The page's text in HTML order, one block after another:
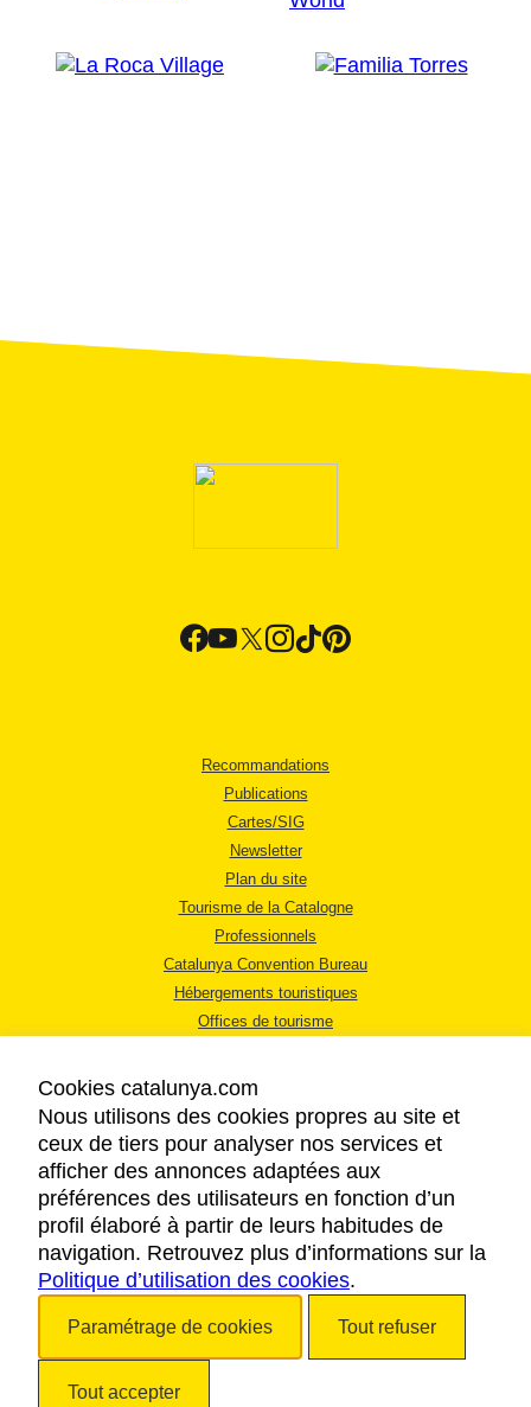
Recommandations
Publications
Cartes/SIG
Newsletter
Plan du site
Tourisme de la Catalogne
Professionnels
Catalunya Convention Bureau
Hébergements touristiques
Offices de tourisme
MENTIONS LÉGALES
RÈGLES DE CONFIDENTIALITÉ
COOKIES
ACCESSIBILITÉ
Cookies catalunya.com
Nous utilisons des cookies propres au site et
ceux de tiers pour analyser nos services et
afficher des annonces adaptées aux
préférences des utilisateurs en fonction d’un
profil élaboré à partir de leurs habitudes de
navigation. Retrouvez plus d’informations sur la
Politique d’utilisation des cookies.
Paramétrage de cookies Tout refuser
Tout accepter